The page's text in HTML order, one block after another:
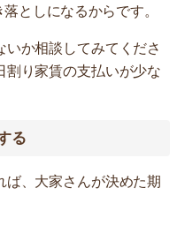
としになるからです。
か相談してみてくださ
割り家賃の支払いが少な
る
ば、大家さんが決めた期